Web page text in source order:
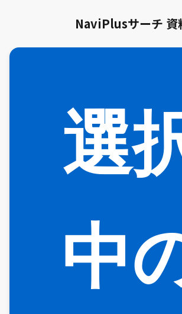
NaviPlusサーチ 資
選
中